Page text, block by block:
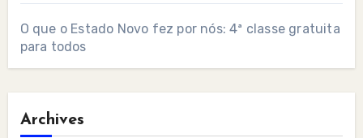
O que o Estado Novo fez por nós: 4ª classe gratuita
para todos
Archives